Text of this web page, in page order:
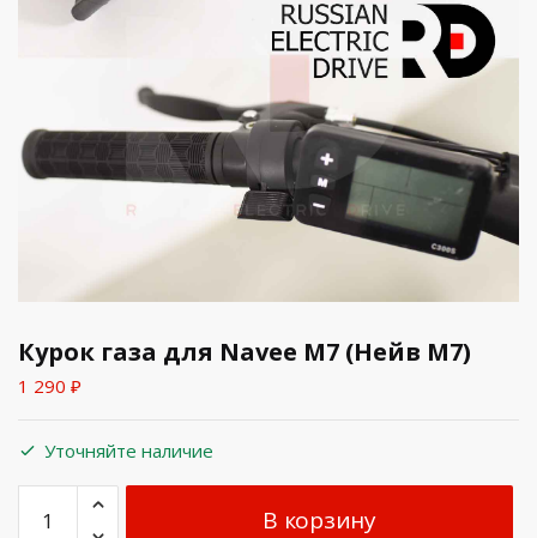
Курок газа для Navee M7 (Нейв М7)
1 290 ₽
Уточняйте наличие
В корзину